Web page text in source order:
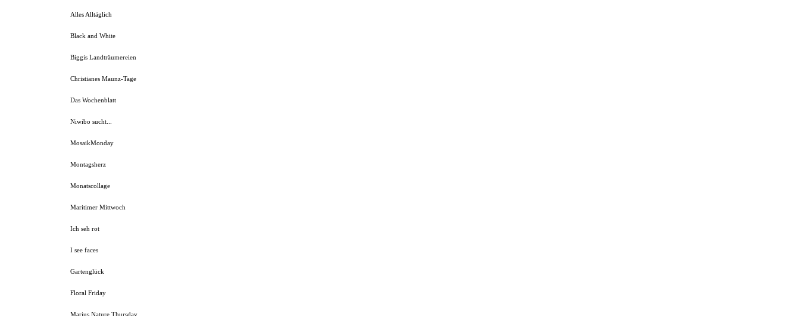
Alles Alltäglich
Black and White
Biggis Landträumereien
Christianes Maunz-Tage
Das Wochenblatt
Niwibo sucht...
MosaikMonday
Montagsherz
Monatscollage
Maritimer Mittwoch
Ich seh rot
I see faces
Gartenglück
Floral Friday
Marius Nature Thursday